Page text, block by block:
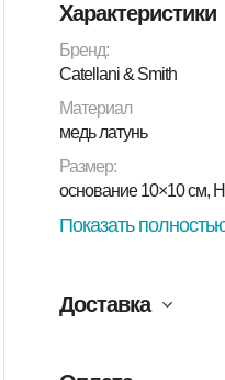
Характеристики
Бренд:
Catellani & Smith
Материал
медь латунь
Размер:
основание 10×10 см,
Показать
Доставка